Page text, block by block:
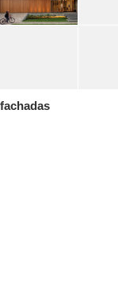
fachadas